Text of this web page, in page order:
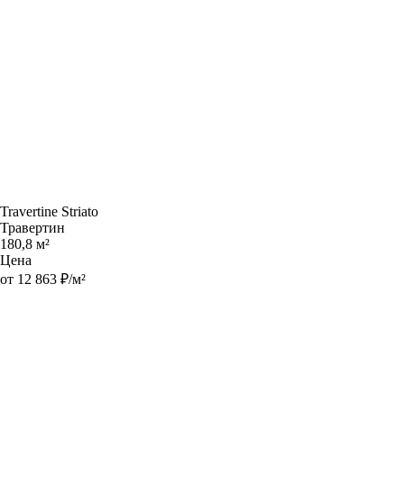
Travertine Striato
Травертин
180,8 м²
Цена
от 12 863 ₽/м²